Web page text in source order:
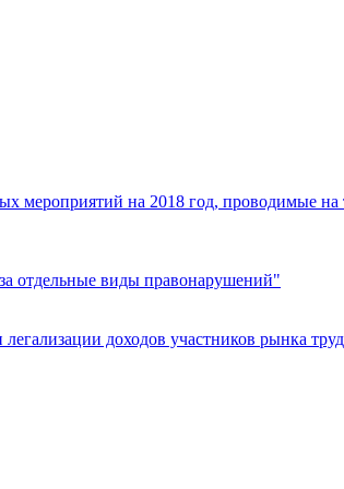
мероприятий на 2018 год, проводимые
отдельные виды правонарушений"
доходов участников рынка